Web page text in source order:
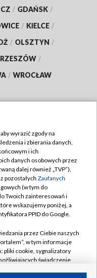
/ GDAŃSK /
/ KIELCE /
/ OLSZTYN /
RZESZÓW /
/ WROCŁAW
wyrazić zgody na
i zbierania danych,
i ich
danych osobowych przez
dalej również „TVP”),
pozostałych Zaufanych
(w tym do
Twoich zainteresowań i
wskazujemy poniżej, a
PPID do Google.
przez Ciebie naszych
w tym informacje
pliki cookie, sygnalizatory
świadczenie